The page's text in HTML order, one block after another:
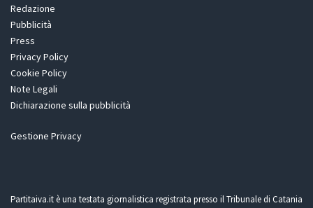
Redazione
Pubblicità
Press
Privacy Policy
Cookie Policy
Note Legali
Dichiarazione sulla pubblicità
Gestione Privacy
Partitaiva.it è una testata giornalistica registrata presso il Tribunale di Catania